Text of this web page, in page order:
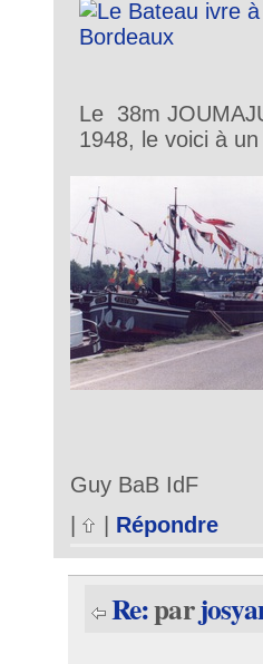
Le 38m
1948, le voici à
Guy BaB IdF
Répondre
Re:par